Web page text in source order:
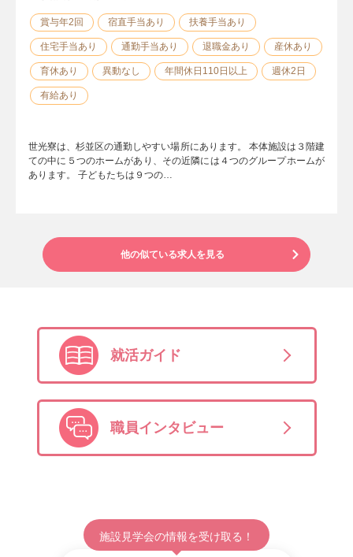
賞与年2回 宿直手当あり 扶養手当あり
住宅手当あり 通勤手当あり 退職金あり 産休あり
育休あり 異動なし 年間休日110日以上 週休2日
有給あり
世光寮は、杉並区の通勤しやすい場所にあります。 本体施設は３階建
ての中に５つのホームがあり、その近隣には４つのグループホームが
あります。 子どもたちは９つの…
他の似ている求人を見る
就活ガイド
職員インタビュー
施設見学会の情報を受け取る！